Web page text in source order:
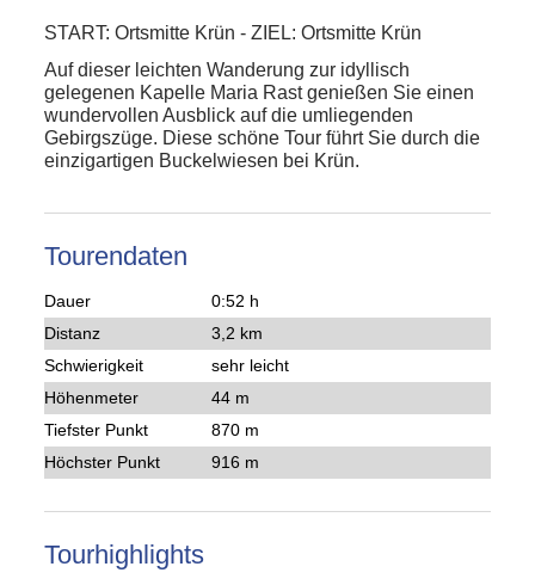
START: Ortsmitte Krün-ZIEL: Ortsmitte Krün
Auf dieser leichten Wanderung zur idyllisch
gelegenen Kapelle Maria Rast genießen Sie einen
wundervollen Ausblick auf die umliegenden
Gebirgszüge. Diese schöne Tour führt Sie durch die
einzigartigen Buckelwiesen bei Krün.
Tourendaten
Dauer
0:52 h
Distanz
3,2 km
Schwierigkeit
sehr leicht
Höhenmeter
44 m
Tiefster Punkt
870 m
Höchster Punkt
916 m
Tourhighlights